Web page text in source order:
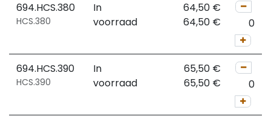
694.HCS.380
HCS.380
In
voorraad
64,50 €
64,50 €
694.HCS.390
HCS.390
In
voorraad
65,50 €
65,50 €